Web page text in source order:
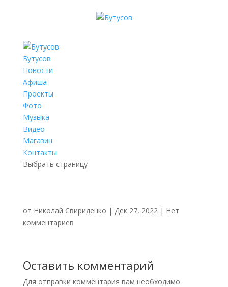
Бутусов
Новости
Афиша
Проекты
Фото
Музыка
Видео
Магазин
Контакты
Выбрать страницу
от Николай Свириденко | Дек 27, 2022| Нет
комментариев
Оставить комментарий
Для отправки комментария вам необходимо